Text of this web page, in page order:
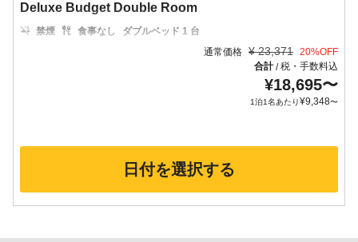
Deluxe Budget Double Room
禁煙 食事なし
ダブルベッド 1 台
通常価格 ¥ 23,371 20%OFF
合計/税・手数料込
¥18,695〜
1泊1名あたり¥9,348〜
日付を選択する